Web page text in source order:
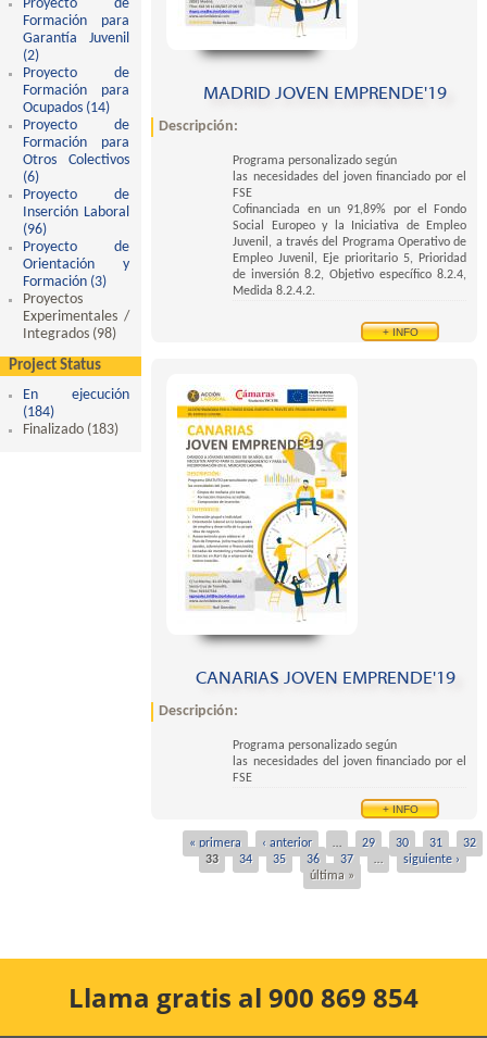
MADRID JOVEN EMPRENDE'19
Descripción:
Programa personalizado según
las necesidades del joven financiado por el
FSE
Cofinanciada en un 91,89% por el Fondo
Social Europeo y la Iniciativa de Empleo
Juvenil, a través del Programa Operativo de
Empleo Juvenil, Eje prioritario 5, Prioridad
de inversión 8.2, Objetivo específico 8.2.4,
Medida 8.2.4.2.
+ INFO
CANARIAS JOVEN EMPRENDE'19
Descripción:
Programa personalizado según
las necesidades del joven financiado por el
FSE
+ INFO
Pages
« primera ‹ anterior … 29 30 31
32
33
34 35 36 37 …
siguiente ›
última »
Proyecto de
Formación para
Garantía Juvenil
(2) Apply Proyecto de Formación para Garantía Juvenil filter
Proyecto de
Formación para
Ocupados (14)
Proyecto de
Formación para
Otros Colectivos
(6) Apply Proyecto de Formación para Otros Colectivos filter
Proyecto de
Inserción Laboral
(96) Apply Proyecto de Inserción Laboral filter
Proyecto de
Orientación y
Formación (3) Apply Proyecto de Orientación y Formación filter
Proyectos
Experimentales /
Integrados (98) Apply Proyectos Experimentales / Integrados filter
Project Status
En ejecución
(184) Apply En ejecución filter
Finalizado (183) Apply Finalizado filter
Llama gratis al 900 869 854